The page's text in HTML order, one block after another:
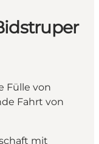
Fülle von
Fahrt von
mit